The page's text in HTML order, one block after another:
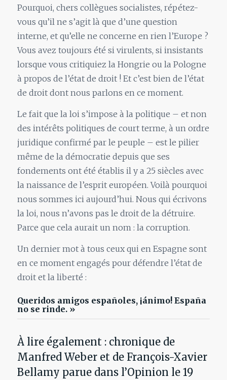
Pourquoi, chers collègues socialistes, répétez-
vous qu’il ne s’agit là que d’une question
interne, et qu’elle ne concerne en rien l’Europe ?
Vous avez toujours été si virulents, si insistants
lorsque vous critiquiez la Hongrie ou la Pologne
à propos de l’état de droit ! Et c’est bien de l’état
de droit dont nous parlons en ce moment.
Le fait que la loi s’impose à la politique – et non
des intérêts politiques de court terme, à un ordre
juridique confirmé par le peuple – est le pilier
même de la démocratie depuis que ses
fondements ont été établis il y a 25 siècles avec
la naissance de l’esprit européen. Voilà pourquoi
nous sommes ici aujourd’hui. Nous qui écrivons
la loi, nous n’avons pas le droit de la détruire.
Parce que cela aurait un nom : la corruption.
Un dernier mot à tous ceux qui en Espagne sont
en ce moment engagés pour défendre l’état de
droit et la liberté :
Queridos amigos españoles, ¡ánimo! España
no se rinde. »
À lire également : chronique de
Manfred Weber et de François-Xavier
Bellamy parue dans l’Opinion le 19